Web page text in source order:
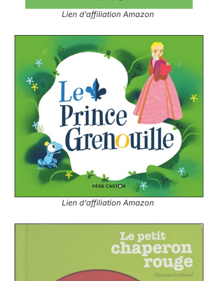
Lien d’affiliation Amazon
Lien d’affiliation Amazon